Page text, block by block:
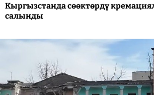
Кыргызстанда сөөктөрдү
салынды